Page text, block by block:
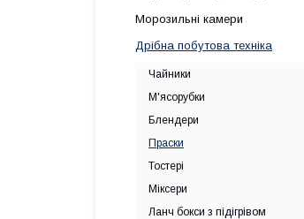
Морозильні камери
Дрібна побутова техніка
Чайники
М'ясорубки
Блендери
Праски
Тостері
Міксери
Ланч бокси з підігрівом